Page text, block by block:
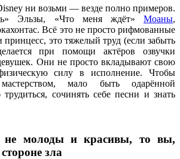
ни возьми — везде полно примеров.
Эльзы, «Что меня ждёт» Моаны,
Всё это не просто рифмованные
принцесс, это тяжелый труд (если забыть
при помощи актёров озвучки
Они не просто вкладывают свою
силу в исполнение. Чтобы
мало быть одарённой
сочинять себе песни и знать
молоды и красивы, то вы,
зла